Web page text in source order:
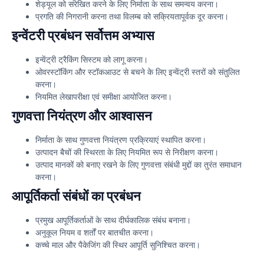
शेड्यूल को संरेखित करने के लिए निर्माता के साथ समन्वय करना।
प्रगति की निगरानी करना तथा विलम्ब को सक्रियतापूर्वक दूर करना।
इन्वेंटरी प्रबंधन सर्वोत्तम अभ्यास
इन्वेंट्री ट्रैकिंग सिस्टम को लागू करना।
ओवरस्टॉकिंग और स्टॉकआउट से बचने के लिए इन्वेंट्री स्तरों को संतुलित
करना।
नियमित लेखापरीक्षा एवं समीक्षा आयोजित करना।
गुणवत्ता नियंत्रण और आश्वासन
निर्माता के साथ गुणवत्ता नियंत्रण प्रक्रियाएं स्थापित करना।
उत्पादन बैचों की स्थिरता के लिए नियमित रूप से निरीक्षण करना।
उत्पाद मानकों को बनाए रखने के लिए गुणवत्ता संबंधी मुद्दों का तुरंत समाधान
करना।
आपूर्तिकर्ता संबंधों का प्रबंधन
प्रमुख आपूर्तिकर्ताओं के साथ दीर्घकालिक संबंध बनाना।
अनुकूल नियम व शर्तों पर बातचीत करना।
कच्चे माल और पैकेजिंग की स्थिर आपूर्ति सुनिश्चित करना।